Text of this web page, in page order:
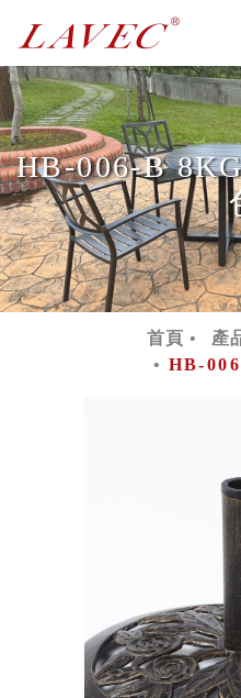
HB-006-B
首頁 產
HB-